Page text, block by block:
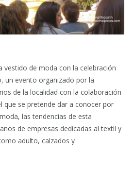
vestido de moda con la celebración
un evento organizado por la
de la localidad con la colaboración
que se pretende dar a conocer por
las tendencias de esta
de empresas dedicadas al textil y
adulto, calzados y